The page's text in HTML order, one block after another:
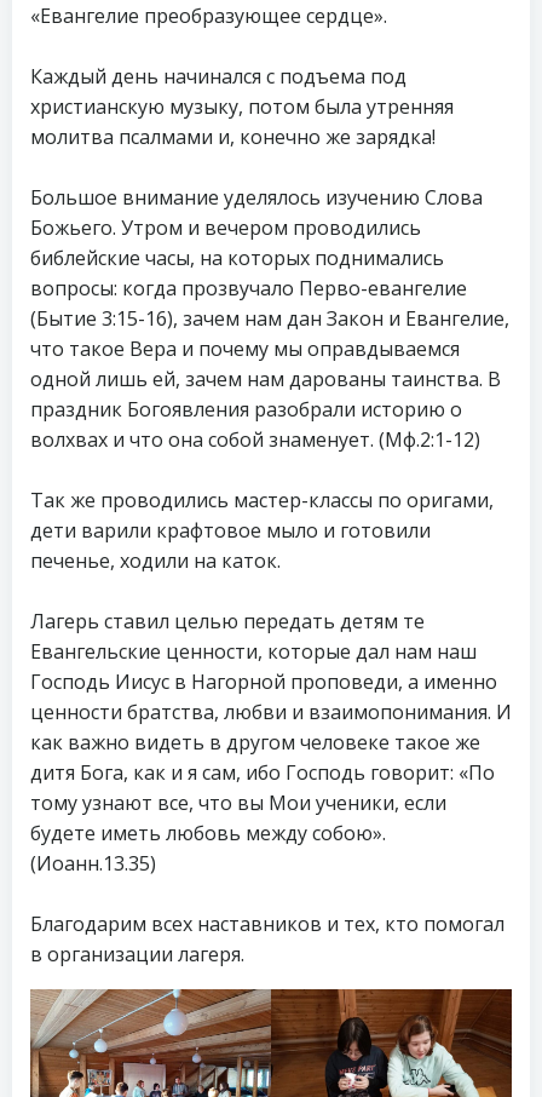
«Евангелие преобразующее сердце».
Каждый день начинался с подъема под
христианскую музыку, потом была утренняя
молитва псалмами и, конечно же зарядка!
Большое внимание уделялось изучению Слова
Божьего. Утром и вечером проводились
библейские часы, на которых поднимались
вопросы: когда прозвучало Перво-евангелие
(Бытие 3:15-16), зачем нам дан Закон и Евангелие,
что такое Вера и почему мы оправдываемся
одной лишь ей, зачем нам дарованы таинства. В
праздник Богоявления разобрали историю о
волхвах и что она собой знаменует. (Мф.2:1-12)
Так же проводились мастер-классы по оригами,
дети варили крафтовое мыло и готовили
печенье, ходили на каток.
Лагерь ставил целью передать детям те
Евангельские ценности, которые дал нам наш
Господь Иисус в Нагорной проповеди, а именно
ценности братства, любви и взаимопонимания. И
как важно видеть в другом человеке такое же
дитя Бога, как и я сам, ибо Господь говорит: «По
тому узнают все, что вы Мои ученики, если
будете иметь любовь между собою».
(Иоанн.13.35)
Благодарим всех наставников и тех, кто помогал
в организации лагеря.